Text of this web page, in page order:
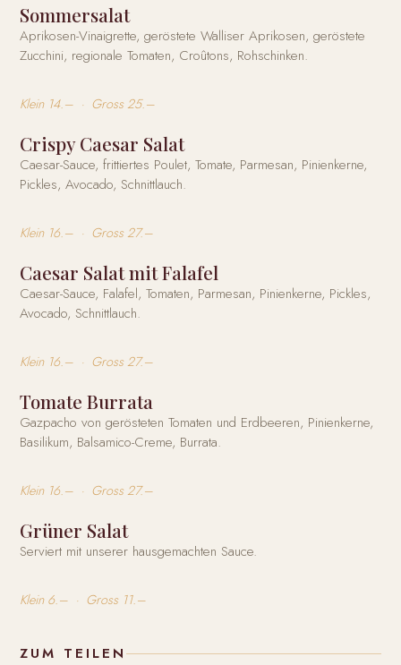
Sommersalat
Aprikosen-Vinaigrette, geröstete Walliser Aprikosen, geröstete
Zucchini, regionale Tomaten, Croûtons, Rohschinken.
Klein 14.– · Gross 25.–
Crispy Caesar Salat
Caesar-Sauce, frittiertes Poulet, Tomate, Parmesan, Pinienkerne,
Pickles, Avocado, Schnittlauch.
Klein 16.– · Gross 27.–
Caesar Salat mit Falafel
Caesar-Sauce, Falafel, Tomaten, Parmesan, Pinienkerne, Pickles,
Avocado, Schnittlauch.
Klein 16.– · Gross 27.–
Tomate Burrata
Gazpacho von gerösteten Tomaten und Erdbeeren, Pinienkerne,
Basilikum, Balsamico-Creme, Burrata.
Klein 16.– · Gross 27.–
Grüner Salat
Serviert mit unserer hausgemachten Sauce.
Klein 6.– · Gross 11.–
ZUM TEILEN